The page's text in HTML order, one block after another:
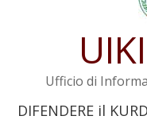
Il KNK chiede un’azione
Ufficio di
DIFENDERE il